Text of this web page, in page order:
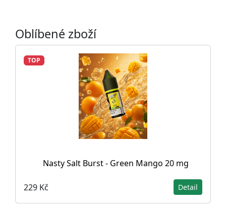
Oblíbené zboží
TOP
Nasty Salt Burst - Green Mango 20 mg
229 Kč Detail